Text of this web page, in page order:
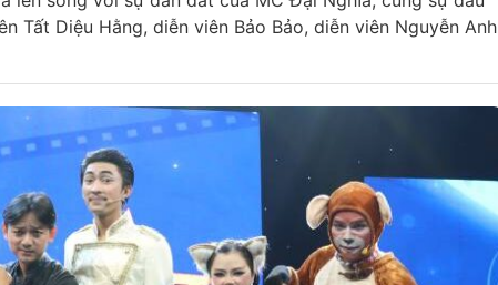
Tất Diệu Hằng, diễn viên Bảo Bảo, diễn viên Nguyễn Anh